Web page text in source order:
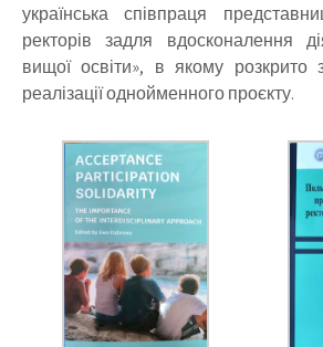
українська співпраця
ректорів задля вдосконалення
вищої освіти», в якому розкрито
реалізації однойменного проєкту.